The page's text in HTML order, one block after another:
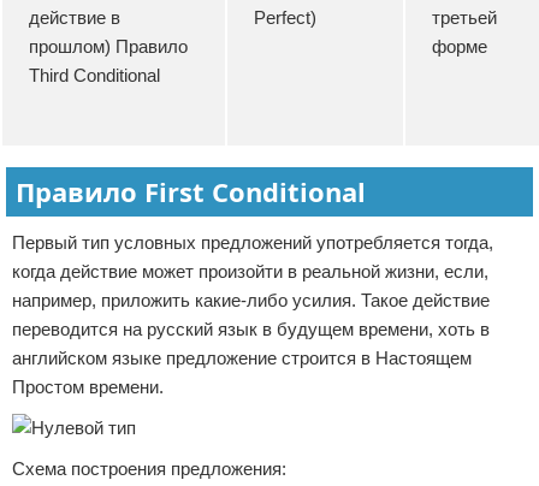
действие в
прошлом) Правило
Third Conditional
Perfect)
третьей
форме
Правило First Conditional
Первый тип условных предложений употребляется тогда,
когда действие может произойти в реальной жизни, если,
например, приложить какие-либо усилия. Такое действие
переводится на русский язык в будущем времени, хоть в
английском языке предложение строится в Настоящем
Простом времени.
Схема построения предложения: